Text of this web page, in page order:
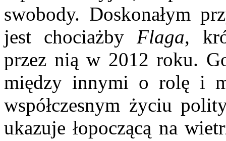
swobody. Doskonałym
jest chociażbyFlaga,
przez nią w 2012 roku.
między innymi o rolę i
współczesnym życiu
ukazuje łopoczącą na